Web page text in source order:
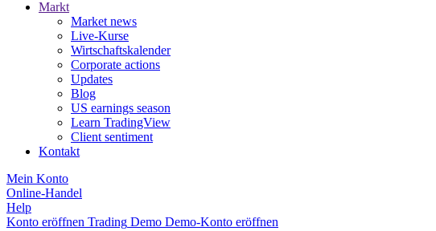
Markt
Market news
Live-Kurse
Wirtschaftskalender
Corporate actions
Updates
Blog
US earnings season
Learn TradingView
Client sentiment
Kontakt
Mein Konto
Online-Handel
Help
Konto eröffnen Trading Demo Demo-Konto eröffnen